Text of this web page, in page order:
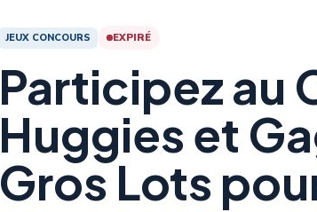
JEUX CONCOURS EXPIRÉ
Participez au
Huggies et
Gros Lots